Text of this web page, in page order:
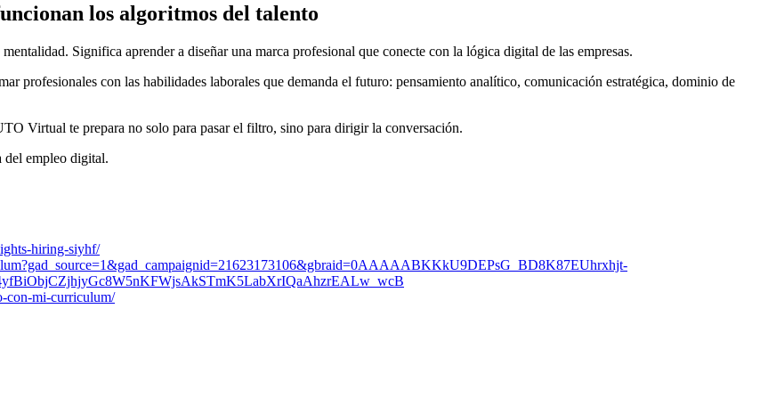
los algoritmos del talento
Significa aprender a diseñar una marca profesional que conecte con la lógica digital de las empresas.
profesionales con las habilidades laborales que demanda el futuro: pensamiento analítico, comunicación estratégica, dominio de
Virtual te prepara no solo para pasar el filtro, sino para dirigir la conversación.
del empleo digital.
hiring-siyhf/
con-mi-curriculum/